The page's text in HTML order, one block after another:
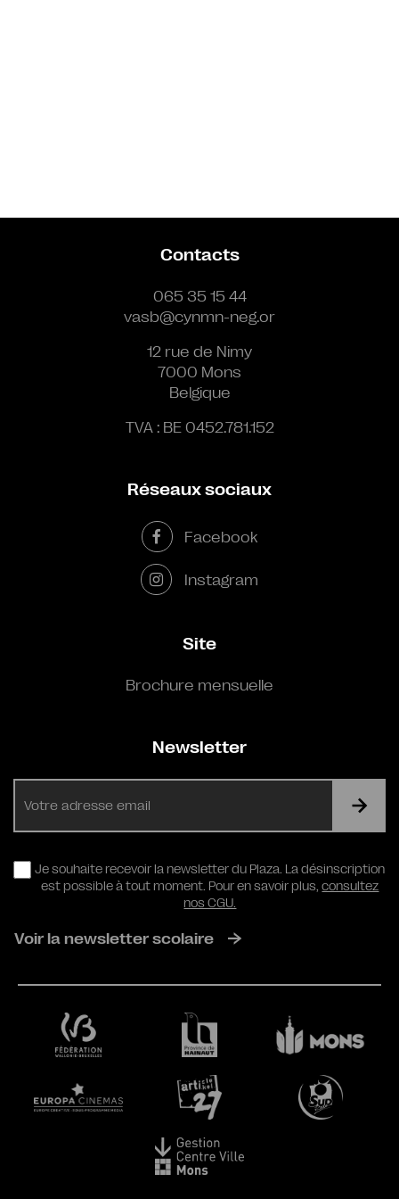
Contacts
065 35 15 44
vasb@cynmn-neg.or
12 rue de Nimy
7000 Mons
Belgique
TVA : BE 0452.781.152
Réseaux sociaux
Facebook
Instagram
Site
Brochure mensuelle
Newsletter
RGPD
Je souhaite recevoir la newsletter du Plaza. La désinscription
est possible à tout moment. Pour en savoir plus,consultez
nos CGU.
Voir la newsletter scolaire